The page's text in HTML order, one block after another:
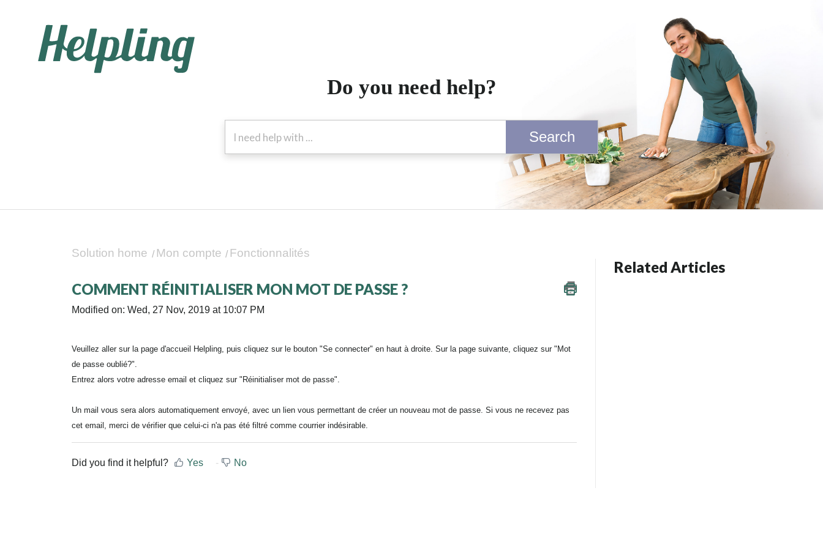
Do you need help?
Search
Solution home Mon compte Fonctionnalités
COMMENT RÉINITIALISER MON MOT DE PASSE ?
Modified on: Wed, 27 Nov, 2019 at 10:07 PM
Veuillez aller sur la page d'accueil Helpling, puis cliquez sur le bouton "Se connecter" en haut à droite. Sur la page suivante, cliquez sur "Mot
de passe oublié?".
Entrez alors votre adresse email et cliquez sur "Réinitialiser mot de passe".
Un mail vous sera alors automatiquement envoyé, avec un lien vous permettant de créer un nouveau mot de passe. Si vous ne recevez pas
cet email, merci de vérifier que celui-ci n'a pas été filtré comme courrier indésirable.
Did you find it helpful? Yes No
Related Articles